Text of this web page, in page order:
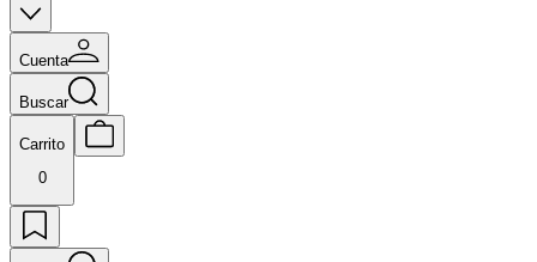
Cuenta
Buscar
Carrito
0